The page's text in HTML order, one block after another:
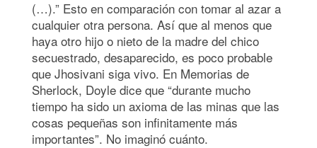
(…).” Esto en comparación con tomar al azar a
cualquier otra persona. Así que al menos que
haya otro hijo o nieto de la madre del chico
secuestrado, desaparecido, es poco probable
que Jhosivani siga vivo. En Memorias de
Sherlock, Doyle dice que “durante mucho
tiempo ha sido un axioma de las minas que las
cosas pequeñas son infinitamente más
importantes”. No imaginó cuánto.